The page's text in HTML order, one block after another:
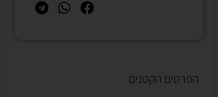
הפרטים הקטנים